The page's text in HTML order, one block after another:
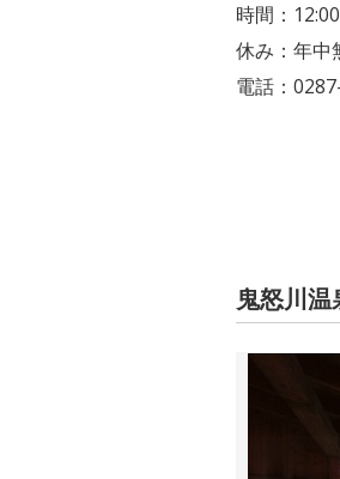
時間：
休み：年中
電話：
鬼怒川